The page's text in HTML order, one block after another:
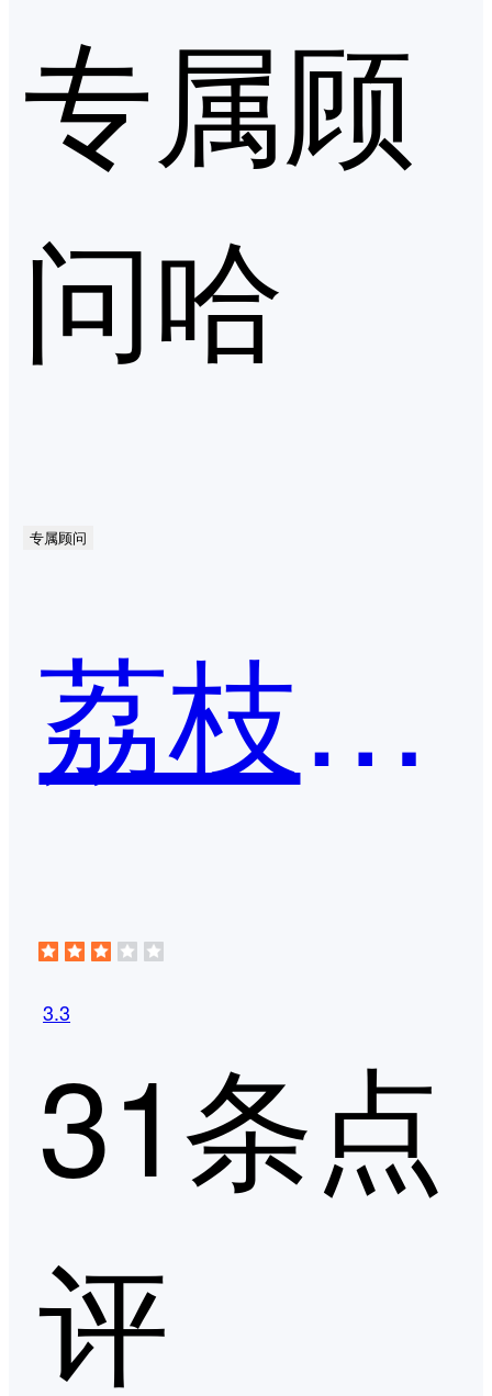
专属顾
问哈
专属顾问
荔枝微课
3.3
31条点
评